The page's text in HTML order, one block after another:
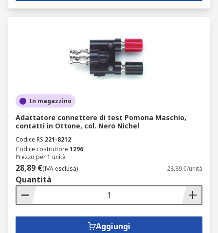
In magazzino
Adattatore connettore di test Pomona Maschio,
contatti in Ottone, col. Nero Nichel
Codice RS 221-8212
Codice costruttore 1296
Prezzo per 1 unità
28,89 €(IVA esclusa) 28,89 €/unità
Quantità
Aggiungi